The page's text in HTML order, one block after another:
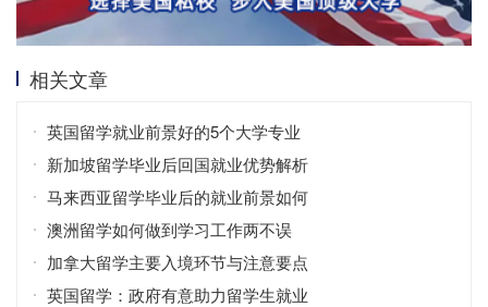
相关文章
英国留学就业前景好的5个大学专业
新加坡留学毕业后回国就业优势解析
马来西亚留学毕业后的就业前景如何
澳洲留学如何做到学习工作两不误
加拿大留学主要入境环节与注意要点
英国留学：政府有意助力留学生就业